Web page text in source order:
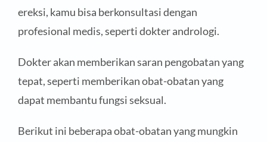
ereksi, kamu bisa berkonsultasi dengan
profesional medis, seperti dokter andrologi.
Dokter akan memberikan saran pengobatan yang
tepat, seperti memberikan obat-obatan yang
dapat membantu fungsi seksual.
Berikut ini beberapa obat-obatan yang mungkin